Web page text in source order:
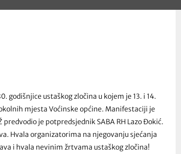
godišnjice ustaškog zločina u kojem je 13. i 14.
mjesta Voćinske općine. Manifestaciji je
predvodio je potpredsjednik SABA RH Lazo Đokić.
Hvala organizatorima na njegovanju sjećanja
i hvala nevinim žrtvama ustaškog zločina!